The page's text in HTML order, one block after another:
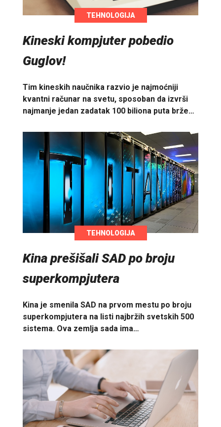
TEHNOLOGIJA
Kineski kompjuter pobedio
Guglov!
Tim kineskih naučnika razvio je najmoćniji
kvantni računar na svetu, sposoban da izvrši
najmanje jedan zadatak 100 biliona puta brže…
TEHNOLOGIJA
Kina prešišali SAD po broju
superkompjutera
Kina je smenila SAD na prvom mestu po broju
superkompjutera na listi najbržih svetskih 500
sistema. Ova zemlja sada ima…